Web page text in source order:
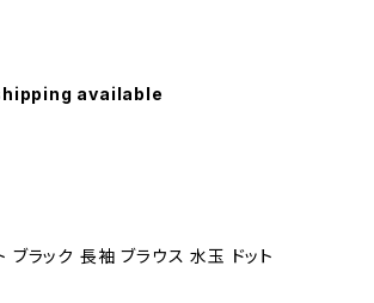
available
ブラック 長袖 ブラウス 水玉 ドット